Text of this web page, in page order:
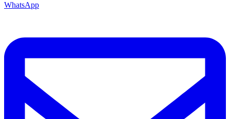
WhatsApp